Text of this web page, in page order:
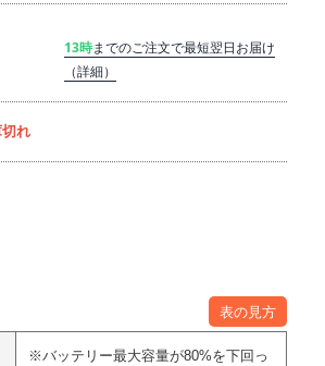
13時までのご注文で最短翌日お届け
（詳細）
れ
表の見方
※バッテリー最大容量が80%を下回っ